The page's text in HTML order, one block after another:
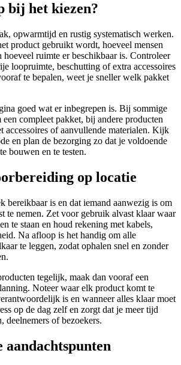
bij het kiezen?
opwarmtijd en rustig systematisch werken.
product gebruikt wordt, hoeveel mensen
ruimte er beschikbaar is. Controleer
loopruimte, beschutting of extra accessoires
te bepalen, weet je sneller welk pakket
goed wat er inbegrepen is. Bij sommige
een compleet pakket, bij andere producten
accessoires of aanvullende materialen. Kijk
en plan de bezorging zo dat je voldoende
bouwen en te testen.
op locatie
bereikbaar is en dat iemand aanwezig is om
te nemen. Zet voor gebruik alvast klaar waar
te staan en houd rekening met kabels,
Na afloop is het handig om alle
te leggen, zodat ophalen snel en zonder
tegelijk, maak dan vooraf een
Noteer waar elk product komt te
is en wanneer alles klaar moet
op de dag zelf en zorgt dat je meer tijd
deelnemers of bezoekers.
aandachtspunten